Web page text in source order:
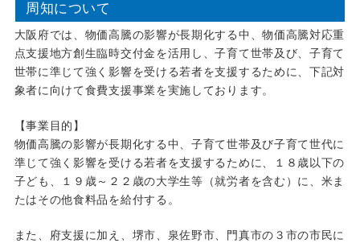
周知について
大阪府では、物価高騰の影響が長期化する中、物価高騰対応重
点支援地方創生臨時交付金を活用し、子育て世帯及び、子育て
世帯に準じて強く影響を受ける若者を支援するために、下記対
象者に向けて食費支援事業を実施しております。
【事業目的】
物価高騰の影響が長期化する中、子育て世帯及び子育て世代に
準じて強く影響を受ける若者を支援するために、１８歳以下の
子ども、１９歳～２２歳の大学生等（就労者を含む）に、米ま
たはその他食料品を給付する。
また、府支援に加え、堺市、泉佐野市、門真市の３市の市民に